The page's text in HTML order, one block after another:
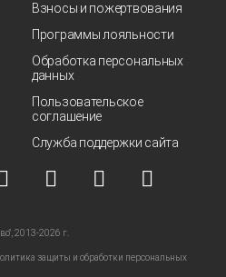
Взносы и пожертвования
Программы лояльности
Обработка персональных
данных
Пользовательское
соглашение
Служба поддержки сайта
2013-2026 г.
защиты и обработки персональных